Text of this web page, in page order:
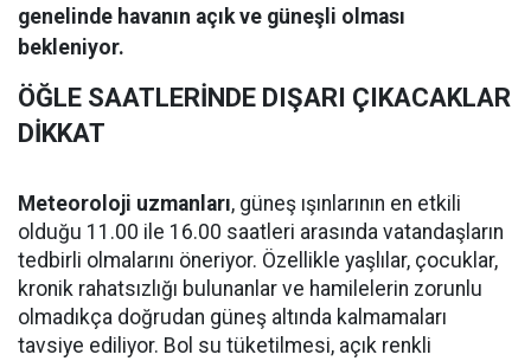
genelinde havanın açık ve güneşli olması
bekleniyor.
ÖĞLE SAATLERİNDE DIŞARI ÇIKACAKLAR
DİKKAT
Meteoroloji uzmanları, güneş ışınlarının en etkili
olduğu 11.00 ile 16.00 saatleri arasında vatandaşların
tedbirli olmalarını öneriyor. Özellikle yaşlılar, çocuklar,
kronik rahatsızlığı bulunanlar ve hamilelerin zorunlu
olmadıkça doğrudan güneş altında kalmamaları
tavsiye ediliyor. Bol su tüketilmesi, açık renkli